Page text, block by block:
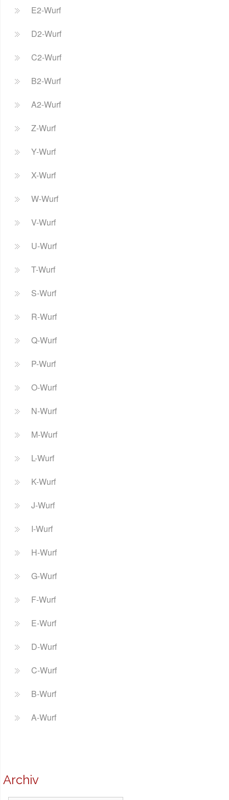
E2-Wurf
D2-Wurf
C2-Wurf
B2-Wurf
A2-Wurf
Z-Wurf
Y-Wurf
X-Wurf
W-Wurf
V-Wurf
U-Wurf
T-Wurf
S-Wurf
R-Wurf
Q-Wurf
P-Wurf
O-Wurf
N-Wurf
M-Wurf
L-Wurf
K-Wurf
J-Wurf
I-Wurf
H-Wurf
G-Wurf
F-Wurf
E-Wurf
D-Wurf
C-Wurf
B-Wurf
A-Wurf
Archiv